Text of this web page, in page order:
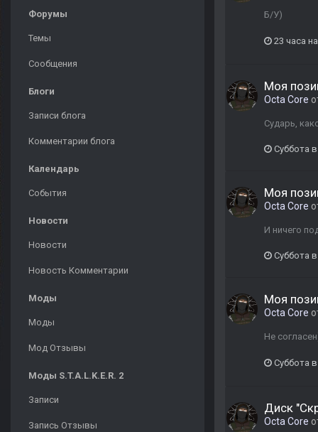
Форумы
Темы
Сообщения
Блоги
Записи блога
Комментарии блога
Календарь
События
Новости
Новости
Новость Комментарии
Моды
Моды
Мод Отзывы
Моды S.T.A.L.K.E.R. 2
Записи
Запись Отзывы
Б/У)
23 часа
Моя
Octa Core
Сударь,
Суббота
Моя
Octa Core
И ничего
Суббота
Моя
Octa Core
Не
Суббота
Диск
Octa Core